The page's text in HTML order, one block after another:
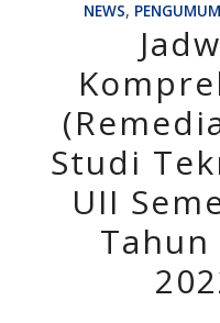
NEWS,
Studi
UII